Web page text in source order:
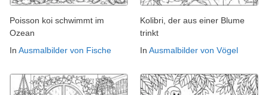
Poisson koi schwimmt im
Ozean
In Ausmalbilder von Fische
Kolibri, der aus einer Blume
trinkt
In Ausmalbilder von Vögel